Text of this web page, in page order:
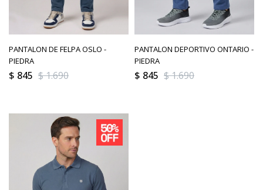
PANTALON DE FELPA OSLO -
PIEDRA
$ 845 $1.690
PANTALON DEPORTIVO ONTARIO -
PIEDRA
$ 845 $1.690